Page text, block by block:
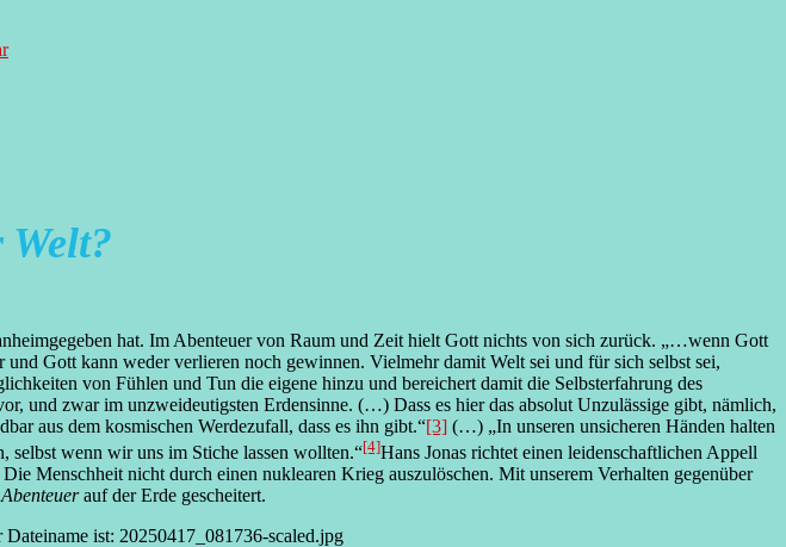
hat. Im Abenteuer von Raum und Zeit hielt Gott nichts von sich zurück. „…wenn Gott
Gott kann weder verlieren noch gewinnen. Vielmehr damit Welt sei und für sich selbst sei,
von Fühlen und Tun die eigene hinzu und bereichert damit die Selbsterfahrung des
und zwar im unzweideutigsten Erdensinne. (…) Dass es hier das absolut Unzulässige gibt, nämlich,
aus dem kosmischen Werdezufall, dass es ihn gibt.“[3] (…) „In unseren unsicheren Händen halten
wenn wir uns im Stiche lassen wollten.“[4]Hans Jonas richtet einen leidenschaftlichen Appell
Menschheit nicht durch einen nuklearen Krieg auszulöschen. Mit unserem Verhalten gegenüber
auf der Erde gescheitert.